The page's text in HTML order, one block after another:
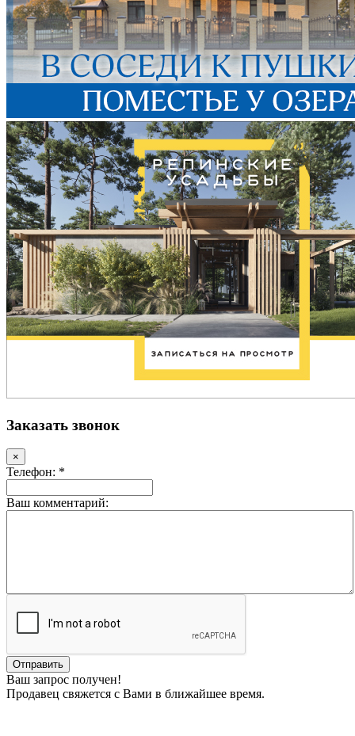
Заказать звонок
×
Телефон: *
Ваш комментарий:
Ваш запрос получен!
Продавец свяжется с Вами в ближайшее время.